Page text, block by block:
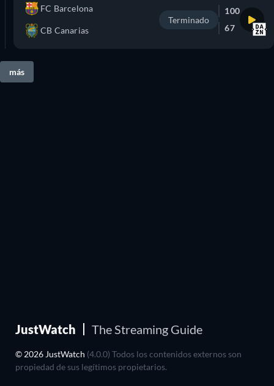
FC Barcelona
CB Canarias
Terminado
100
67
más
JustWatch The Streaming Guide
© 2026 JustWatch (4.0.0) Todos los contenidos externos son
propiedad de sus legítimos propietarios.